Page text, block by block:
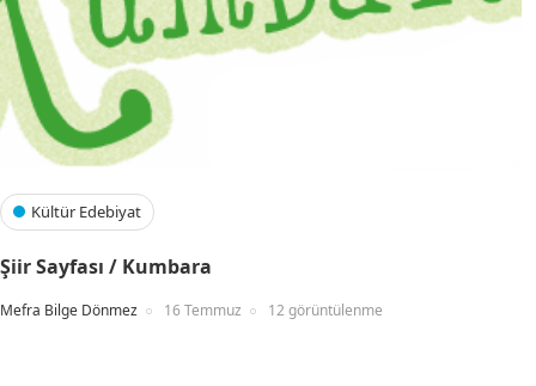
Kültür Edebiyat
Şiir Sayfası / Kumbara
Mefra Bilge Dönmez 16 Temmuz 12 görüntülenme